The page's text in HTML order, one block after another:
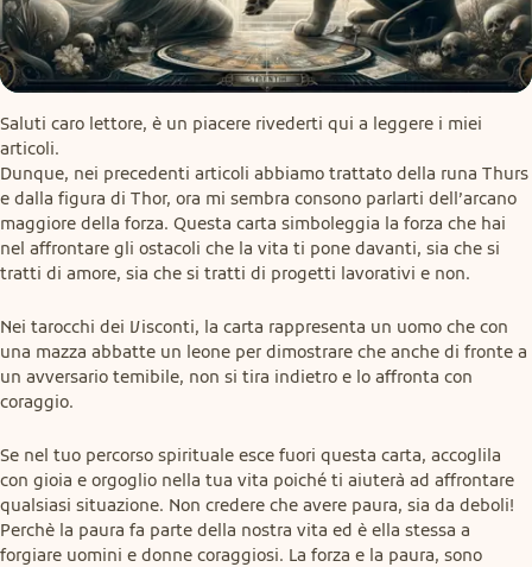
Saluti caro lettore, è un piacere rivederti qui a leggere i miei
articoli.
Dunque, nei precedenti articoli abbiamo trattato della runa Thurs
e dalla figura di Thor, ora mi sembra consono parlarti dell’arcano
maggiore della forza. Questa carta simboleggia la forza che hai
nel affrontare gli ostacoli che la vita ti pone davanti, sia che si
tratti di amore, sia che si tratti di progetti lavorativi e non.
Nei tarocchi dei Visconti, la carta rappresenta un uomo che con
una mazza abbatte un leone per dimostrare che anche di fronte a
un avversario temibile, non si tira indietro e lo affronta con
coraggio.
Se nel tuo percorso spirituale esce fuori questa carta, accoglila
con gioia e orgoglio nella tua vita poiché ti aiuterà ad affrontare
qualsiasi situazione. Non credere che avere paura, sia da deboli!
Perchè la paura fa parte della nostra vita ed è ella stessa a
forgiare uomini e donne coraggiosi. La forza e la paura, sono